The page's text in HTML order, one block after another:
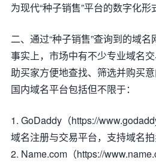
为现代“种子销售”平台的数字化形
二、通过“种子销售”查询到的域名
事实上，市场中有不少专业域名
助买家方便地查找、筛选并购买
国内域名平台包括但不限于：
1. GoDaddy（https://
域名注册与交易平台，支持域名拍
2. Name.com（https://